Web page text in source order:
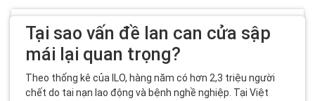
Tại sao vấn đề lan can cửa sập
mái lại quan trọng?
Theo thống kê của ILO, hàng năm có hơn 2,3 triệu người
chết do tai nạn lao động và bệnh nghề nghiệp. Tại Việt